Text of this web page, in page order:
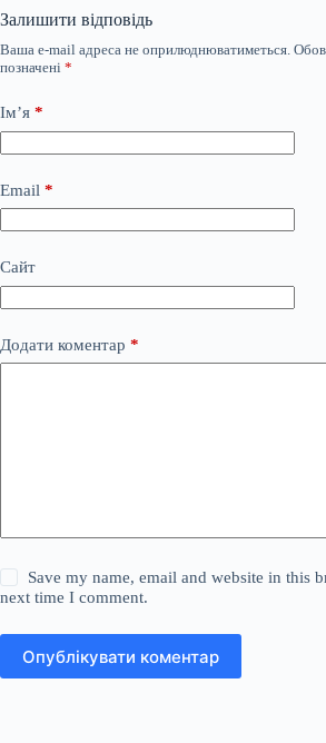
Залишити відповідь
Ваша e-mail адреса не оприлюднюватиметься.
позначені *
Ім’я *
Email *
Сайт
Додати коментар *
Save my name, email and website in this
next time I comment.
Опублікувати коментар